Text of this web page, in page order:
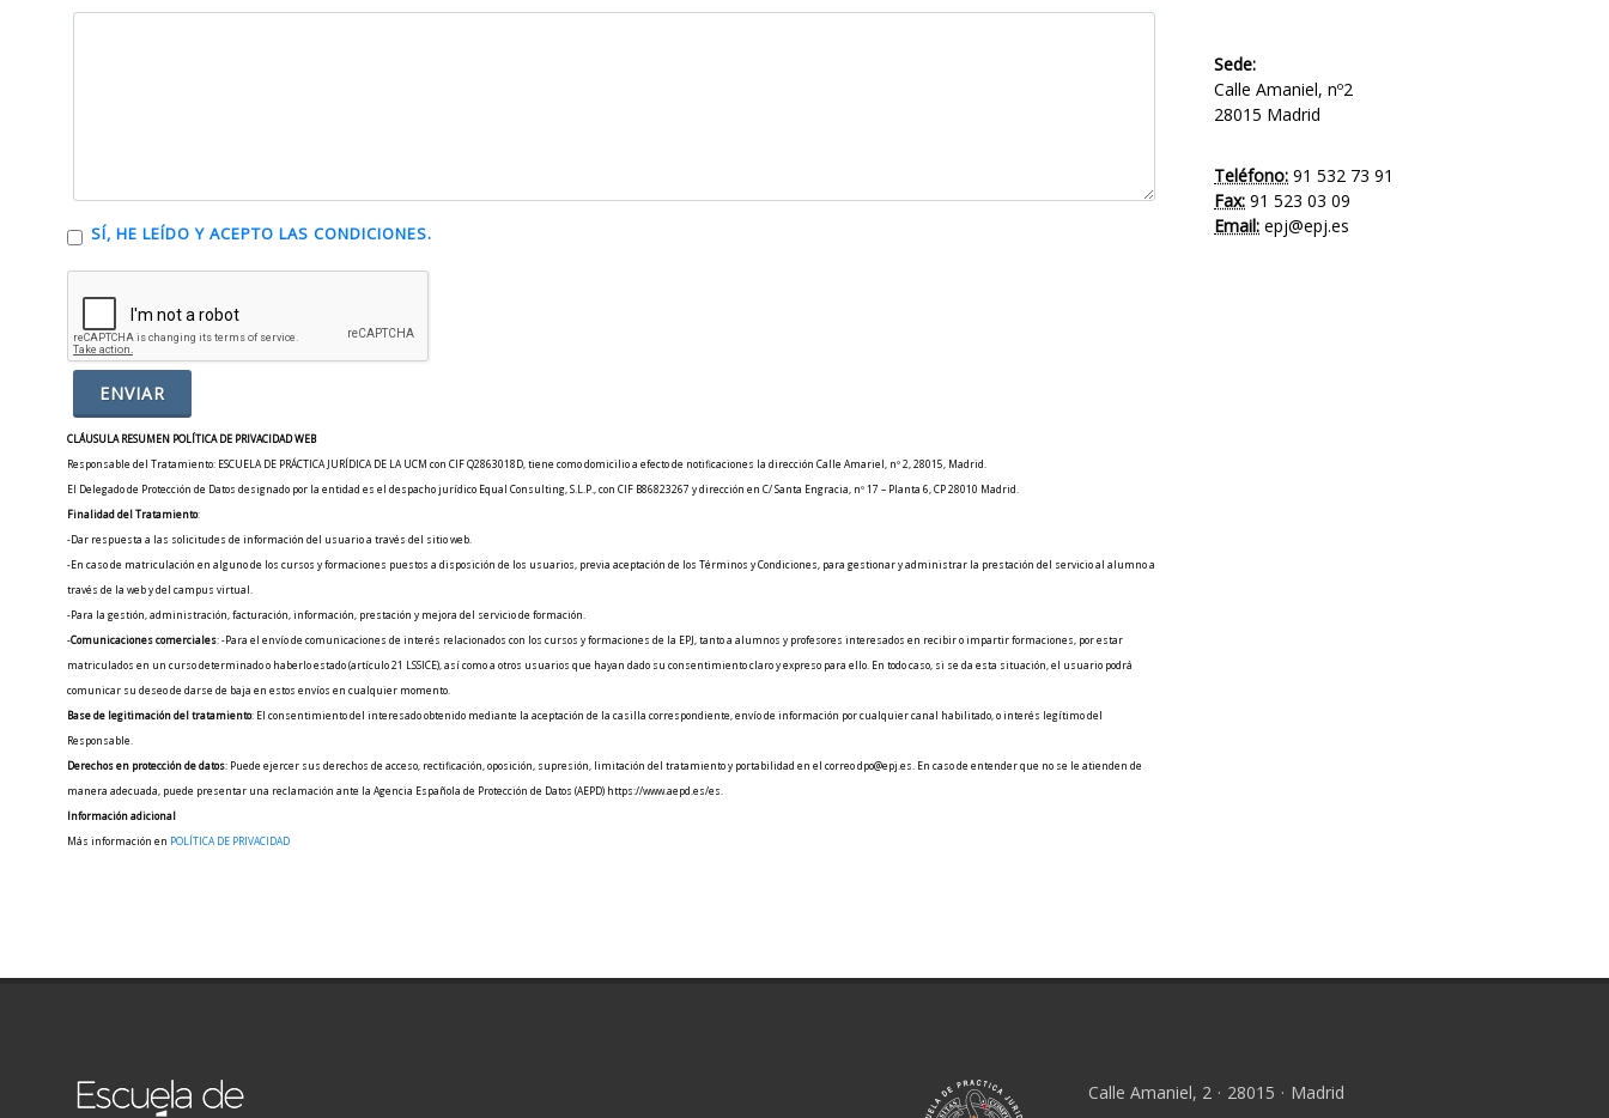
SÍ, HE LEÍDO Y ACEPTO LAS CONDICIONES.
CLÁUSULA RESUMEN POLÍTICA DE PRIVACIDAD WEB
Responsable del Tratamiento: ESCUELA DE PRÁCTICA JURÍDICA DE LA UCM con CIF Q2863018D, tiene como domicilio a efecto de notificaciones la dirección Calle Amariel, nº 2, 28015, Madrid.
El Delegado de Protección de Datos designado por la entidad es el despacho jurídico Equal Consulting, S.L.P., con CIF B86823267 y dirección en C/ Santa Engracia, nº 17 – Planta 6, CP 28010 Madrid.
Finalidad del Tratamiento:
-Dar respuesta a las solicitudes de información del usuario a través del sitio web.
-En caso de matriculación en alguno de los cursos y formaciones puestos a disposición de los usuarios, previa aceptación de los Términos y Condiciones, para gestionar y administrar la prestación del servicio al alumno a
través de la web y del campus virtual.
-Para la gestión, administración, facturación, información, prestación y mejora del servicio de formación.
-Comunicaciones comerciales: -Para el envío de comunicaciones de interés relacionados con los cursos y formaciones de la EPJ, tanto a alumnos y profesores interesados en recibir o impartir formaciones, por estar
matriculados en un curso determinado o haberlo estado (artículo 21 LSSICE), así como a otros usuarios que hayan dado su consentimiento claro y expreso para ello. En todo caso, si se da esta situación, el usuario podrá
comunicar su deseo de darse de baja en estos envíos en cualquier momento.
Base de legitimación del tratamiento: El consentimiento del interesado obtenido mediante la aceptación de la casilla correspondiente, envío de información por cualquier canal habilitado, o interés legítimo del
Responsable.
Derechos en protección de datos: Puede ejercer sus derechos de acceso, rectificación, oposición, supresión, limitación del tratamiento y portabilidad en el correo dpo@epj.es. En caso de entender que no se le atienden de
manera adecuada, puede presentar una reclamación ante la Agencia Española de Protección de Datos (AEPD) https://www.aepd.es/es.
Información adicional
Más información en POLÍTICA DE PRIVACIDAD
Sede:
Calle Amaniel, nº2
28015 Madrid
Teléfono: 91 532 73 91
Fax: 91 523 03 09
Email: epj@epj.es
Calle Amaniel, 2 · 28015 · Madrid